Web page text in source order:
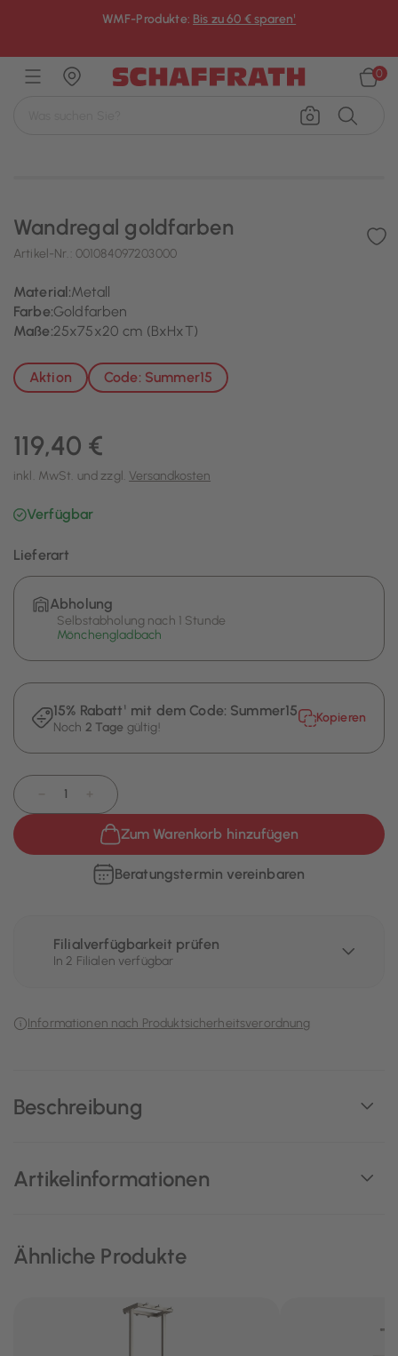
WMF-Produkte: Bis zu 60 € sparen¹
0
Beschreibung
Artikelinformationen
Wandregal goldfarben
Artikel-Nr.: 001084097203000
Material:Metall
Farbe:Goldfarben
Maße:25x75x20 cm (BxHxT)
Aktion Code: Summer15
119,40 €
inkl. MwSt. und zzgl. Versandkosten
Verfügbar
Lieferart
Abholung
Selbstabholung nach 1 Stunde
Mönchengladbach
15% Rabatt¹ mit dem Code: Summer15
Noch 2 Tage gültig!
Kopieren
Zum Warenkorb hinzufügen
Beratungstermin vereinbaren
Filialverfügbarkeit prüfen
In 2 Filialen verfügbar
Informationen nach Produktsicherheitsverordnung